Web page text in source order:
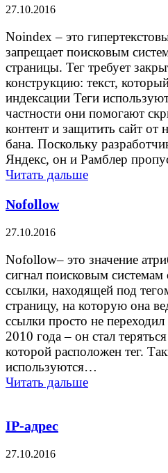
27.10.2016
Noindex – это
запрещает поисковым
страницы. Тег требует
конструкцию: текст,
индексации Теги
частности они помогают
контент и защитить сайт от
бана. Поскольку
Яндекс, он и Рамблер
Читать дальше
Nofollow
27.10.2016
Nofollow– это значение
сигнал поисковым
ссылки, находящей под
страницу, на которую она
ссылки просто не
2010 года – он стал
которой расположен тег.
используются…
Читать дальше
IP-адрес
27.10.2016